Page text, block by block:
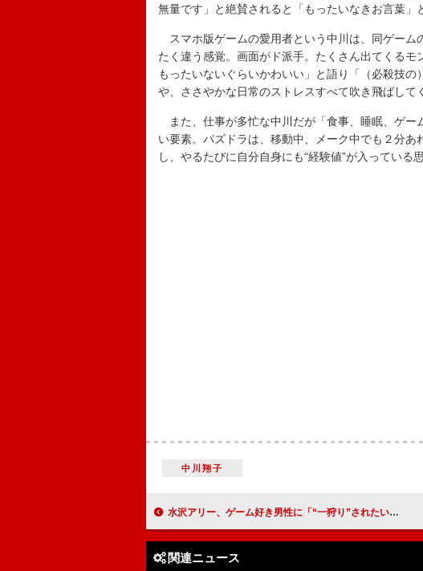
無量です」と絶賛されると「もったいなきお言葉」
スマホ版ゲームの愛用者という中川は、同ゲーム
たく違う感覚。画面がド派手。たくさん出てくる
もったいないぐらいかわいい」と語り「（必殺技
や、ささやかな日常のストレスすべて吹き飛ばして
また、仕事が多忙な中川だが「食事、睡眠、ゲー
い要素。パズドラは、移動中、メーク中でも２分
し、やるたびに自分自身にも“経験値”が入っている
中川翔子
水沢アリー、ゲーム好き男性に「“一狩り”されたい」 麒麟川島はブラマヨ結婚に「また１人…」
関連ニュース